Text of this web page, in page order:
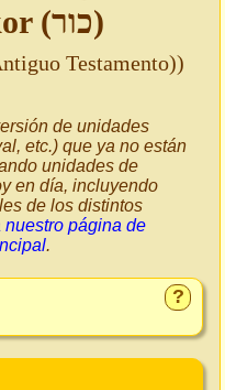
a kor (כור)
Testamento))
de unidades
etc.) que ya no están
unidades de
en día, incluyendo
de los distintos
nuestro página de
.
?